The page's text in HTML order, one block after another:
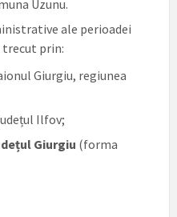
Uzunu.
ale perioadei
prin:
Giurgiu, regiunea
Ilfov;
Giurgiu (forma